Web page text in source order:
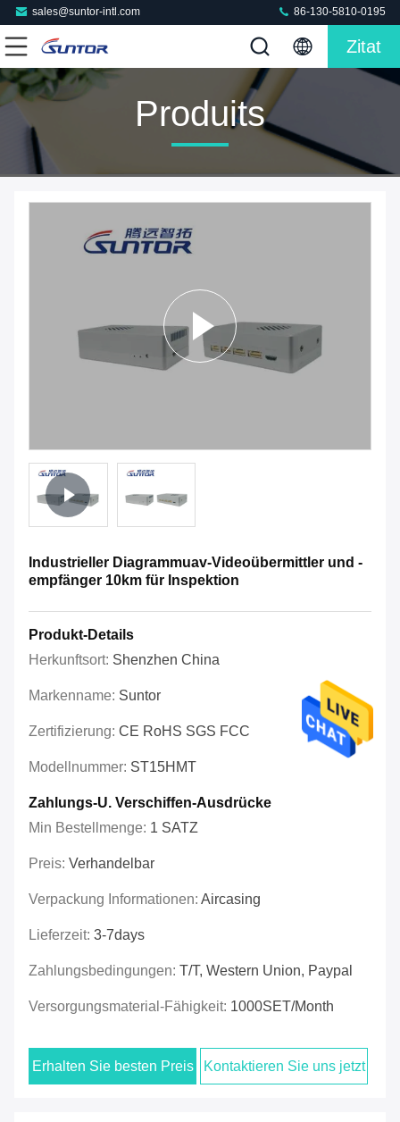
sales@suntor-intl.com 86-130-5810-0195
Zitat
Produits
Industrieller Diagrammuav-Videoübermittler und -
empfänger 10km für Inspektion
Produkt-Details
Herkunftsort: Shenzhen China
Markenname: Suntor
Zertifizierung: CE RoHS SGS FCC
Modellnummer: ST15HMT
Zahlungs-U. Verschiffen-Ausdrücke
Min Bestellmenge: 1 SATZ
Preis: Verhandelbar
Verpackung Informationen: Aircasing
Lieferzeit: 3-7days
Zahlungsbedingungen: T/T, Western Union, Paypal
Versorgungsmaterial-Fähigkeit: 1000SET/Month
Erhalten Sie besten Preis Kontaktieren Sie uns jetzt